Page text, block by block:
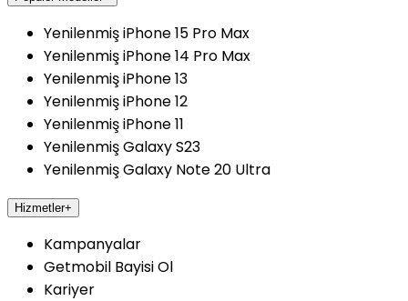
Yenilenmiş iPhone 15 Pro Max
Yenilenmiş iPhone 14 Pro Max
Yenilenmiş iPhone 13
Yenilenmiş iPhone 12
Yenilenmiş iPhone 11
Yenilenmiş Galaxy S23
Yenilenmiş Galaxy Note 20 Ultra
Hizmetler+
Kampanyalar
Getmobil Bayisi Ol
Kariyer